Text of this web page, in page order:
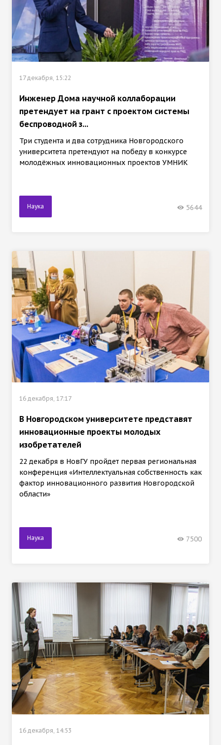
17 декабря, 15:22
Инженер Дома научной коллаборации
претендует на грант с проектом системы
беспроводной з...
Три студента и два сотрудника Новгородского
университета претендуют на победу в конкурсе
молодёжных инновационных проектов УМНИК
Наука 5644
16 декабря, 17:17
В Новгородском университете представят
инновационные проекты молодых
изобретателей
22 декабря в НовГУ пройдет первая региональная
конференция «Интеллектуальная собственность как
фактор инновационного развития Новгородской
области»
Наука 7500
16 декабря, 14:53